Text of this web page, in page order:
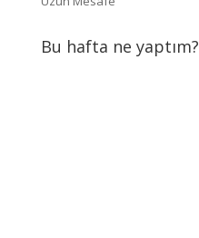
Bu hafta ne yaptım?